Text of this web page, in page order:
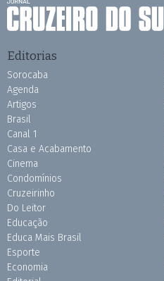
Editorias
Sorocaba
Agenda
Artigos
Brasil
Canal 1
Casa e Acabamento
Cinema
Condomínios
Cruzeirinho
Do Leitor
Educação
Educa Mais Brasil
Esporte
Economia